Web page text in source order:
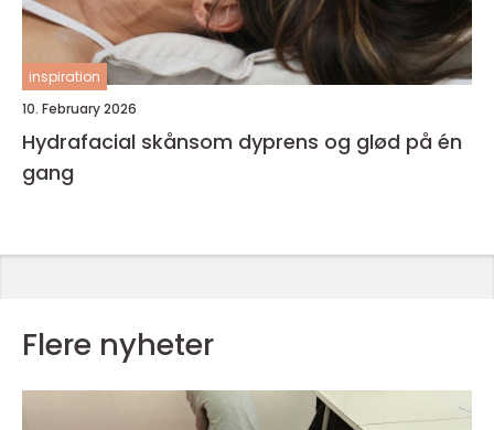
inspiration
10. February 2026
Hydrafacial skånsom dyprens og glød på én
gang
Flere nyheter